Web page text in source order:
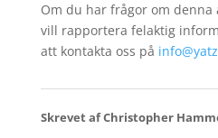
Om du har frågor om
vill rapportera felaktig
att kontakta oss på
Skrevet af Christopher